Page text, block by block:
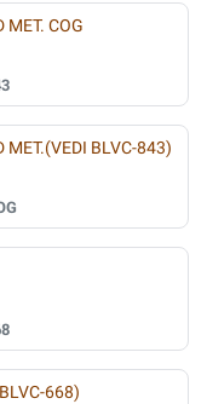
MET. COG
MET.(VEDI BLVC-843)
668)